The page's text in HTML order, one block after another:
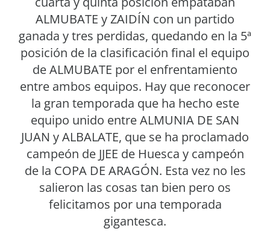
ALMUBATE y ZAIDÍN con un partido
ganada y tres perdidas, quedando en la 5ª
posición de la clasificación final el equipo
de ALMUBATE por el enfrentamiento
entre ambos equipos. Hay que reconocer
la gran temporada que ha hecho este
equipo unido entre ALMUNIA DE SAN
JUAN y ALBALATE, que se ha proclamado
campeón de JJEE de Huesca y campeón
de la COPA DE ARAGÓN. Esta vez no les
salieron las cosas tan bien pero os
felicitamos por una temporada
gigantesca.